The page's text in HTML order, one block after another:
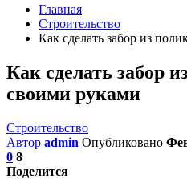
Главная
Строительство
Как сделать забор из
Как сделать забор
своими руками
Строительство
Автор admin Опубликовано
0 8
Поделится